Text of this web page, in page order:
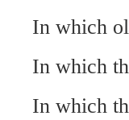
In which
In which
In which